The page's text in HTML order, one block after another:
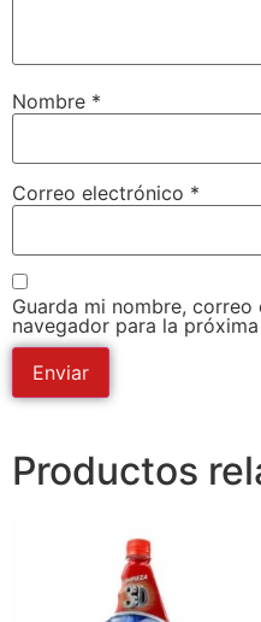
Nombre *
Correo electrónico *
Guarda mi nombre,
navegador para la
Productos